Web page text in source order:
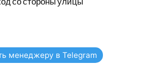
менеджеру в Telegram